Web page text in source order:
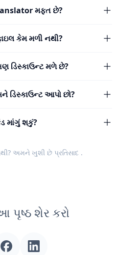
મફત છે?
કેમ મળી નથી?
ડિસ્કાઉન્ટ મળે છે?
ડિસ્કાઉન્ટ આપો છો?
માંગું શકું?
અમને ખુશી છે પ્રતિસાદ .
પૃષ્ઠ શેર કરો